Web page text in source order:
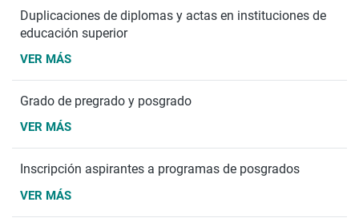
Duplicaciones de diplomas y actas en instituciones de
educación superior
VER MÁS
Grado de pregrado y posgrado
VER MÁS
Inscripción aspirantes a programas de posgrados
VER MÁS